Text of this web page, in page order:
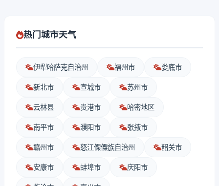
热门城市天气
伊犁哈萨克自治州 福州市 娄底市
新北市 宣城市 苏州市
云林县 贵港市 哈密地区
南平市 濮阳市 张掖市
赣州市 怒江傈僳族自治州 韶关市
安康市 蚌埠市 庆阳市